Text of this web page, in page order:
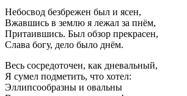
Небосвод безбрежен был и ясен,
Вжавшись в землю я лежал за пнём,
Притаившись. Был обзор прекрасен,
Слава богу, дело было днём.
Весь сосредоточен, как дневальный,
Я сумел подметить, что хотел:
Эллипсообразны и овальны